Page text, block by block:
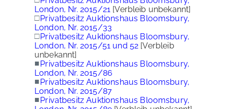
London, Nr. 2015/21 [Verbleib unbekannt]
□Privatbesitz Auktionshaus Bloomsbury,
London, Nr. 2015/33
□Privatbesitz Auktionshaus Bloomsbury,
London, Nr. 2015/51 und 52 [Verbleib
unbekannt]
■Privatbesitz Auktionshaus Bloomsbury,
London, Nr. 2015/86
■Privatbesitz Auktionshaus Bloomsbury,
London, Nr. 2015/87
■Privatbesitz Auktionshaus Bloomsbury,